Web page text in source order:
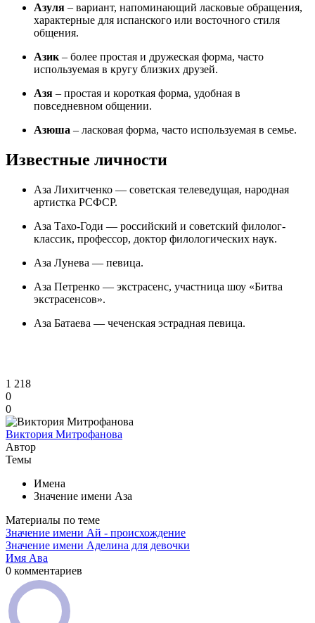
Азуля – вариант, напоминающий ласковые обращения,
характерные для испанского или восточного стиля
общения.
Азик – более простая и дружеская форма, часто
используемая в кругу близких друзей.
Азя – простая и короткая форма, удобная в
повседневном общении.
Азюша – ласковая форма, часто используемая в семье.
Известные личности
Аза Лихитченко — советская телеведущая, народная
артистка РСФСР.
Аза Тахо-Годи — российский и советский филолог-
классик, профессор, доктор филологических наук.
Аза Лунева — певица.
Аза Петренко — экстрасенс, участница шоу «Битва
экстрасенсов».
Аза Батаева — чеченская эстрадная певица.
1 218
0
0
Виктория Митрофанова
Автор
Темы
Имена
Значение имени Аза
Материалы по теме
Значение имени Ай - происхождение
Значение имени Аделина для девочки
Имя Ава
0 комментариев